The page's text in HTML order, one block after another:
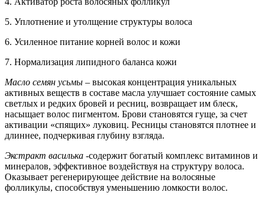
5. Уплотнение и утолщение структуры волоса
6. Усиленное питание корней волос и кожи
7. Нормализация липидного баланса кожи
Масло семян усьмы – высокая концентрация уникальных
активных веществ в составе масла улучшает состояние самых
светлых и редких бровей и ресниц, возвращает им блеск,
насыщает волос пигментом. Брови становятся гуще, за счет
активации «спящих» луковиц. Ресницы становятся плотнее и
длиннее, подчеркивая глубину взгляда.
Экстракт василька -содержит богатый комплекс витаминов и
минералов, эффективное воздействуя на структуру волоса.
Оказывает регенерирующее действие на волосяные
фолликулы, способствуя уменьшению ломкости волос.